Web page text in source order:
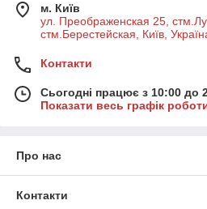
м. Київ
ул. Преображенская 25,
стм.Берестейская, Київ,
Контакти
Сьогодні працює з 10:00 до
Показати весь графік
Про нас
Контакти